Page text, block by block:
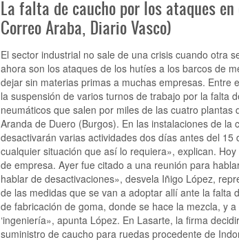
La falta de caucho por los ataques
Correo Araba, Diario Vasco)
El sector industrial no sale de una crisis cuando otra
ahora son los ataques de los hutíes a los barcos de
dejar sin materias primas a muchas empresas. Entre
la suspensión de varios turnos de trabajo por la falta
neumáticos que salen por miles de las cuatro
Aranda de Duero (Burgos). En las instalaciones de
desactivarán varias actividades dos días antes del
cualquier situación que así lo requiera», explican.
de empresa. Ayer fue citado a una reunión para
hablar de desactivaciones», desvela Iñigo López,
de las medidas que se van a adoptar allí ante la
de fabricación de goma, donde se hace la mezcla, y
‘ingeniería», apunta López. En Lasarte, la firma
suministro de caucho para ruedas procedente de